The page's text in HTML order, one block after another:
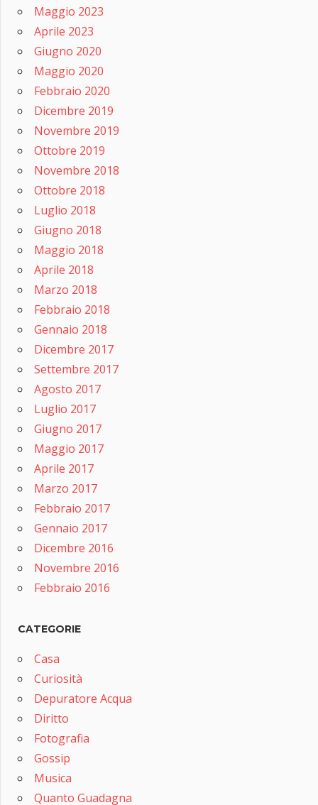
Maggio 2023
Aprile 2023
Giugno 2020
Maggio 2020
Febbraio 2020
Dicembre 2019
Novembre 2019
Ottobre 2019
Novembre 2018
Ottobre 2018
Luglio 2018
Giugno 2018
Maggio 2018
Aprile 2018
Marzo 2018
Febbraio 2018
Gennaio 2018
Dicembre 2017
Settembre 2017
Agosto 2017
Luglio 2017
Giugno 2017
Maggio 2017
Aprile 2017
Marzo 2017
Febbraio 2017
Gennaio 2017
Dicembre 2016
Novembre 2016
Febbraio 2016
CATEGORIE
Casa
Curiosità
Depuratore Acqua
Diritto
Fotografia
Gossip
Musica
Quanto Guadagna